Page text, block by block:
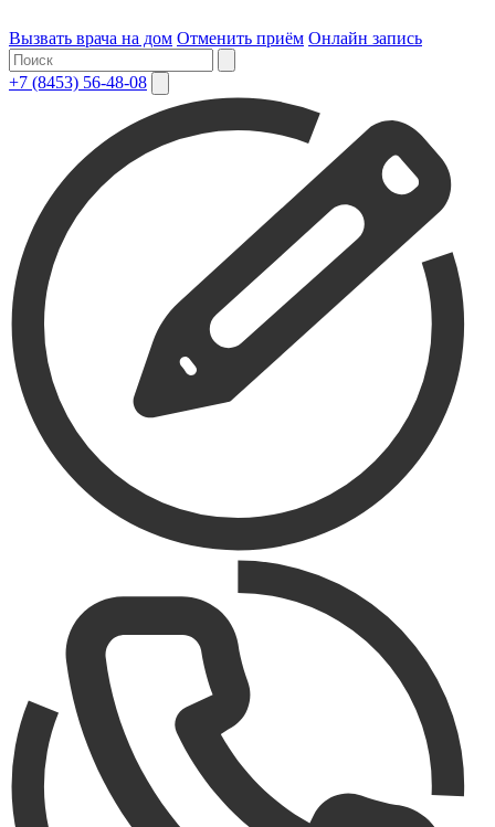
Вызвать врача на дом Отменить приём Онлайн запись
+7 (8453) 56-48-08